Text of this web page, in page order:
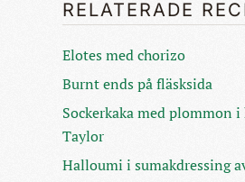
RELATERADE
Elotes med chorizo
Burnt ends på fläsksida
Sockerkaka med plommon
Taylor
Halloumi i sumakdressing